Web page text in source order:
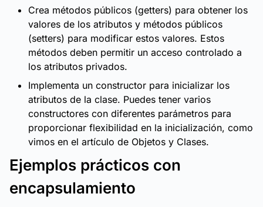
Crea métodos públicos (getters) para obtener los
valores de los atributos y métodos públicos
(setters) para modificar estos valores. Estos
métodos deben permitir un acceso controlado a
los atributos privados.
Implementa un constructor para inicializar los
atributos de la clase. Puedes tener varios
constructores con diferentes parámetros para
proporcionar flexibilidad en la inicialización, como
vimos en el artículo de Objetos y Clases.
Ejemplos prácticos con
encapsulamiento